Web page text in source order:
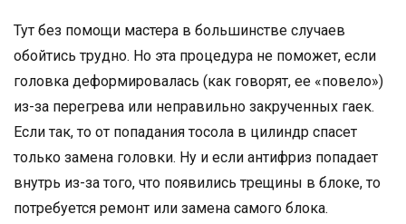
Тут без помощи мастера в большинстве случаев
обойтись трудно. Но эта процедура не поможет, если
головка деформировалась (как говорят, ее «повело»)
из-за перегрева или неправильно закрученных гаек.
Если так, то от попадания тосола в цилиндр спасет
только замена головки. Ну и если антифриз попадает
внутрь из-за того, что появились трещины в блоке, то
потребуется ремонт или замена самого блока.